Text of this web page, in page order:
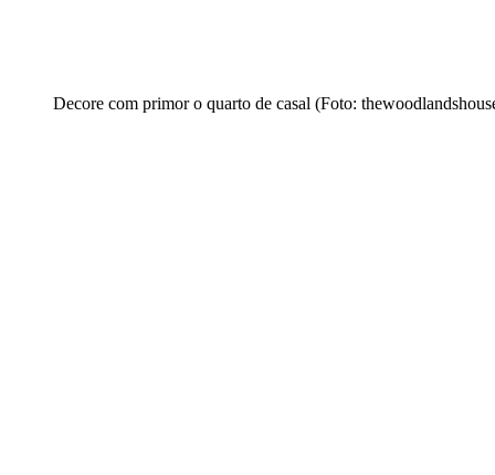
Decore com primor o quarto de casal (Foto: